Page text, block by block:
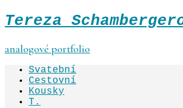
Tereza
analogové portfolio
Svatební
Cestovní
Kousky
T.